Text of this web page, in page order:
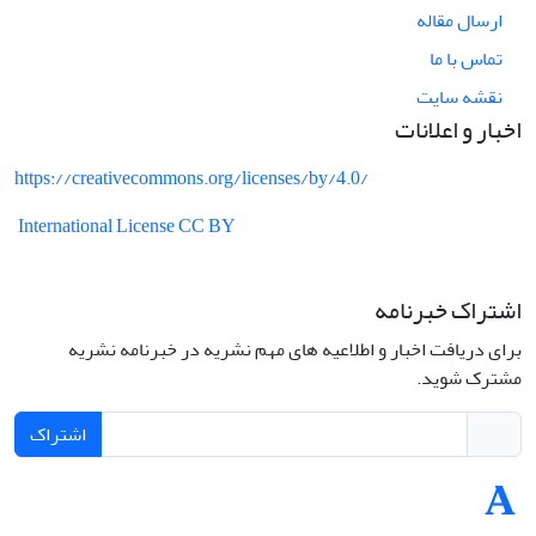
ارسال مقاله
تماس با ما
نقشه سایت
اخبار و اعلانات
https://creativecommons.org/licenses/by/4.0/
International License CC BY
اشتراک خبرنامه
برای دریافت اخبار و اطلاعیه های مهم نشریه در خبرنامه نشریه
مشترک شوید.
اشتراک